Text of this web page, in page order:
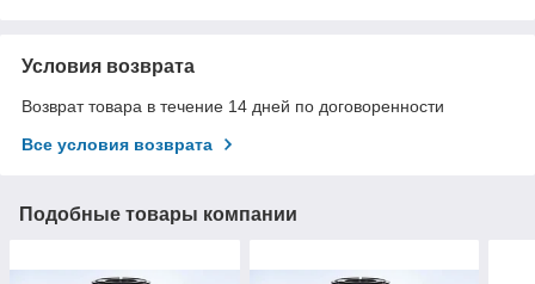
Условия возврата
Возврат товара в течение 14 дней по договоренности
Все условия возврата
Подобные товары компании